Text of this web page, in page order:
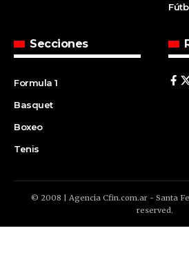
Secciones
Formula 1
Basquet
Boxeo
Tenis
© 2008 | Agencia Cfin.com.ar - Santa
reserved.